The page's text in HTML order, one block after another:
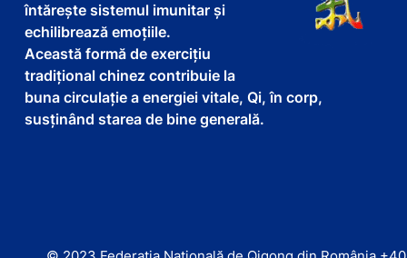
întărește sistemul imunitar și
echilibrează emoțiile.
Această formă de exercițiu
tradițional chinez contribuie la
buna circulație a energiei vitale, Qi, în corp,
susținând starea de bine generală.